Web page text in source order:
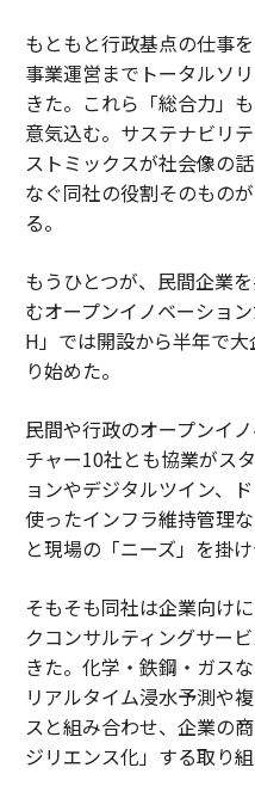
もともと行政基点の仕事
事業運営までトータルソ
きた。これら「総合力」
意気込む。サステナビリ
ストミックスが社会像の
なぐ同社の役割そのもの
る。
もうひとつが、民間企業
むオープンイノベーショ
H」では開設から半年で
り始めた。
民間や行政のオープンイ
チャー10社とも協業がス
ョンやデジタルツイン、
使ったインフラ維持管理
と現場の「ニーズ」を掛
そもそも同社は企業向け
クコンサルティングサー
きた。化学・鉄鋼・ガス
リアルタイム浸水予測や
スと組み合わせ、企業の
ジリエンス化」する取り組